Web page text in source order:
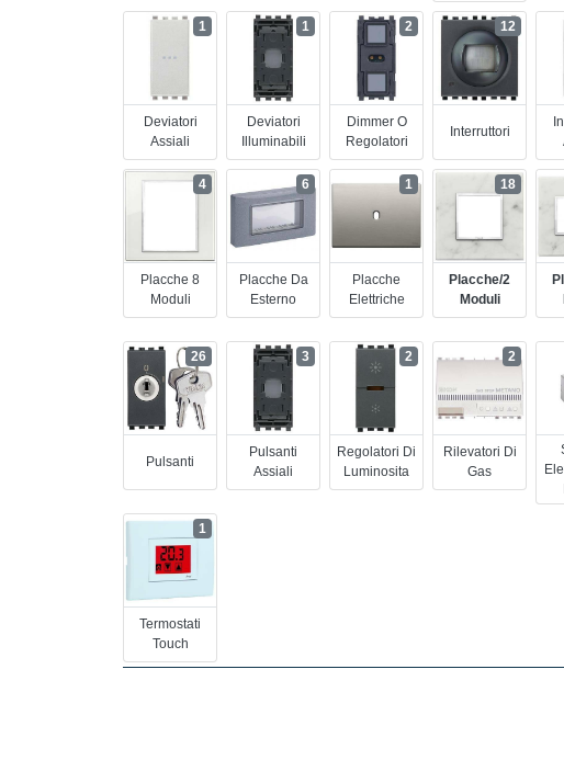
Deviatori
Assiali
1
Deviatori
Illuminabili
1
Dimmer O
Regolatori
2
Interruttori
12
Placche 8
Moduli
4
Placche Da
Esterno
6
Placche
Elettriche
1
Placche/2
Moduli
18
Pulsanti
26
Pulsanti
Assiali
3
Regolatori Di
Luminosita
2
Rilevatori Di
Gas
2
Termostati
Touch
1